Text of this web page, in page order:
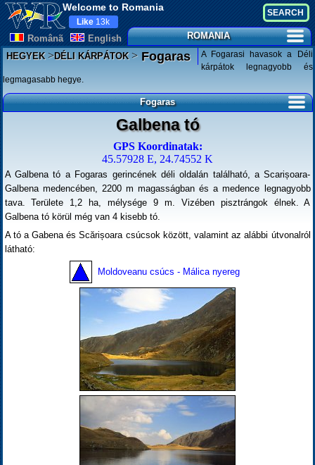
Welcome to Romania
Românã English
Like 13k
ROMANIA
HEGYEK>DÉLI KÁRPÁTOK>Fogaras
A Fogarasi havasok a Déli
kárpátok legnagyobb és
legmagasabb hegye.
Fogaras
Galbena tó
GPS Koordinatak:
45.57928 E, 24.74552 K
A Galbena tó a Fogaras gerincének déli oldalán található, a Scarișoara-
Galbena medencében, 2200 m magasságban és a medence legnagyobb
tava. Területe 1,2 ha, mélysége 9 m. Vizében pisztrángok élnek. A
Galbena tó körül még van 4 kisebb tó.
A tó a Gabena és Scărișoara csúcsok között, valamint az alábbi útvonalról
látható:
Moldoveanu csúcs - Málica nyereg